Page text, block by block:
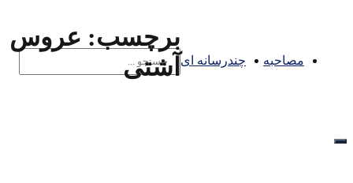
مصاحبه چندرسانه ای
برچسب: عروس
آشتی